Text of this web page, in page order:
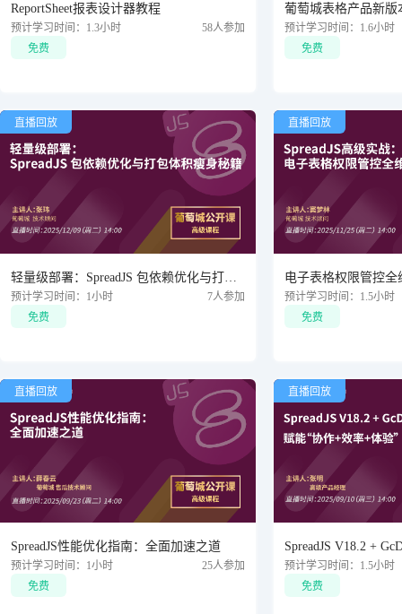
ReportSheet报表设计器教程
预计学习时间：1.3小时
58人参加
免费
葡萄城表格产品新版
预计学习时间：1.6小时
免费
直播回放
预计学习时间：1小时
7人参加
免费
直播回放
电子表格权限管控全
预计学习时间：1.5小时
免费
直播回放
SpreadJS性能优化指南：全面加速之道
预计学习时间：1小时
25人参加
免费
直播回放
SpreadJS V18.2 +
预计学习时间：1.5小时
免费